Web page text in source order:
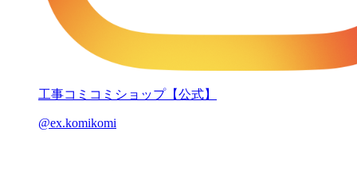
工事コミコミショップ【公式】
@ex.komikomi